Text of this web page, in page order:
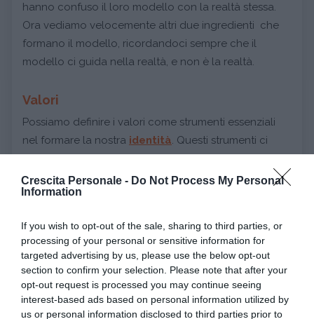
Crescita Personale - Do Not Process My Personal
Information
If you wish to opt-out of the sale, sharing to third parties, or
processing of your personal or sensitive information for
targeted advertising by us, please use the below opt-out
section to confirm your selection. Please note that after your
opt-out request is processed you may continue seeing
interest-based ads based on personal information utilized by
us or personal information disclosed to third parties prior to
hanno confuso il loro modello con la realtà stessa.
Ora vediamo velocemente altri due ingredienti che
formano il modello, ricordandoci sempre che il
modello ci guida nella realtà, e non è la realtà.
Valori
Possiamo definire i valori come strumenti essenziali
nel formare la nostra identità. Questi strumenti ci
spingono ad agire o ci reprimono nel fare. Possono
essere l’amicizia, l’onore, il coraggio, l’amore ecc. Cosa
è davvero importante per te?
Continua a leggere dopo la pubblicità
Convinzioni